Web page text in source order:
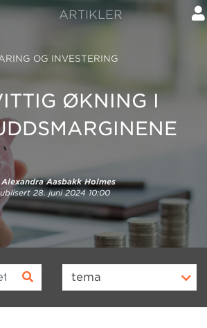
ARTIKLER
OG INVESTERING
ØKNING I
Alexandra Aasbakk Holmes
28. juni 2024 10:00
tema